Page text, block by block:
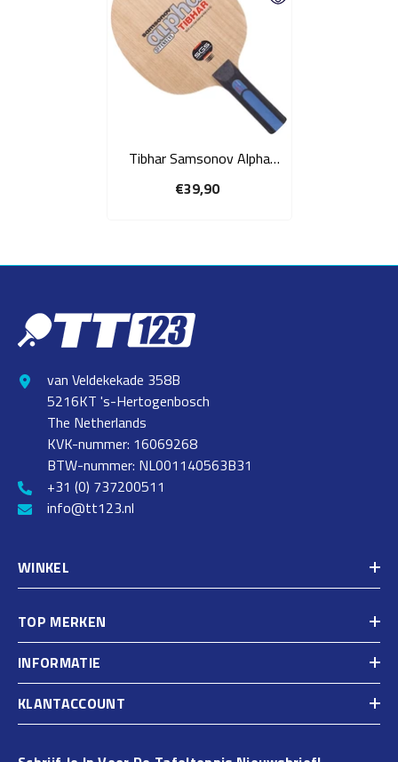
Tibhar Samsonov Alpha
OFF+ tafeltennis frame
€39,90
van Veldekekade 358B
5216KT 's-Hertogenbosch
The Netherlands
KVK-nummer: 16069268
BTW-nummer: NL001140563B31
+31 (0) 737200511
info@tt123.nl
WINKEL
TOP MERKEN
INFORMATIE
KLANTACCOUNT